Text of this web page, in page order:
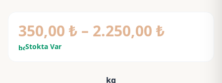
350,00 ₺ – 2.250,00 ₺Fiyat
boltStokta Var
kg